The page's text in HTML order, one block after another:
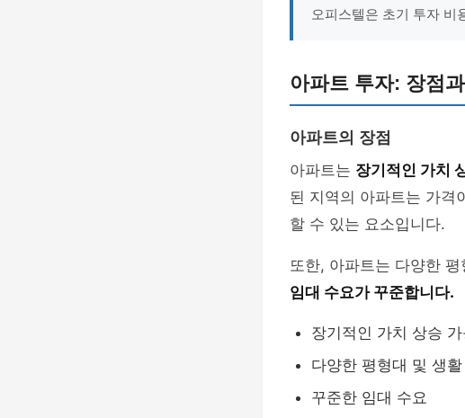
오피스텔은 초기 투자 비
아파트 투자: 장점
아파트의 장점
아파트는 장기적인 가치
된 지역의 아파트는 가격
할 수 있는 요소입니다.
또한, 아파트는 다양한 평
임대 수요가 꾸준합니다.
장기적인 가치 상승
다양한 평형대 및 생
꾸준한 임대 수요